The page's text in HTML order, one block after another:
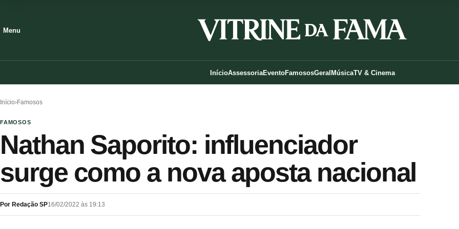
Menu
InícioAssessoriaEventoFamososGeral MúsicaTV & Cinema
Início›Famosos
FAMOSOS
Nathan Saporito: influenciador
surge como a nova aposta nacional
Por Redação SP16/02/2022 às 19:13